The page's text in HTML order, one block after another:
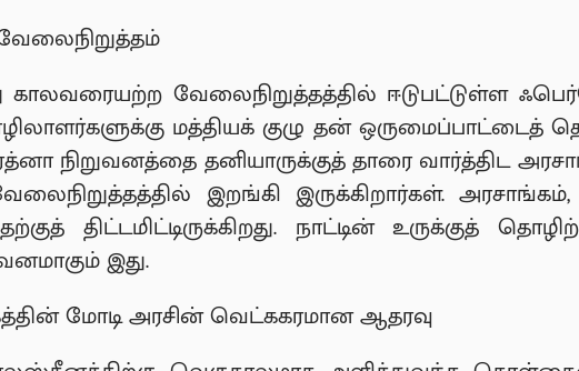
காலவரையற்ற வேலைநிறுத்தத்தில் ஈடுபட்டுள்ள
மத்தியக் குழு தன் ஒருமைப்பாட்டைத்
நிறுவனத்தை தனியாருக்குத் தாரை வார்த்திட
இறங்கி இருக்கிறார்கள்.
திட்டமிட்டிருக்கிறது. நாட்டின் உருக்குத்
இது.
மோடி அரசின் வெட்ககரமான ஆதரவு